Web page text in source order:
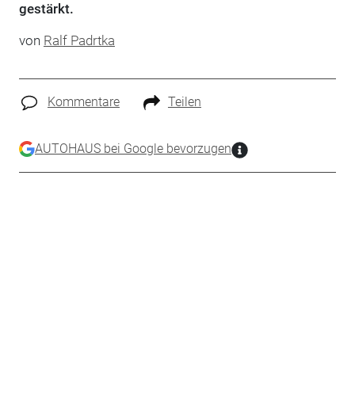
gestärkt.
von Ralf Padrtka
Kommentare Teilen
AUTOHAUS bei Google bevorzugen